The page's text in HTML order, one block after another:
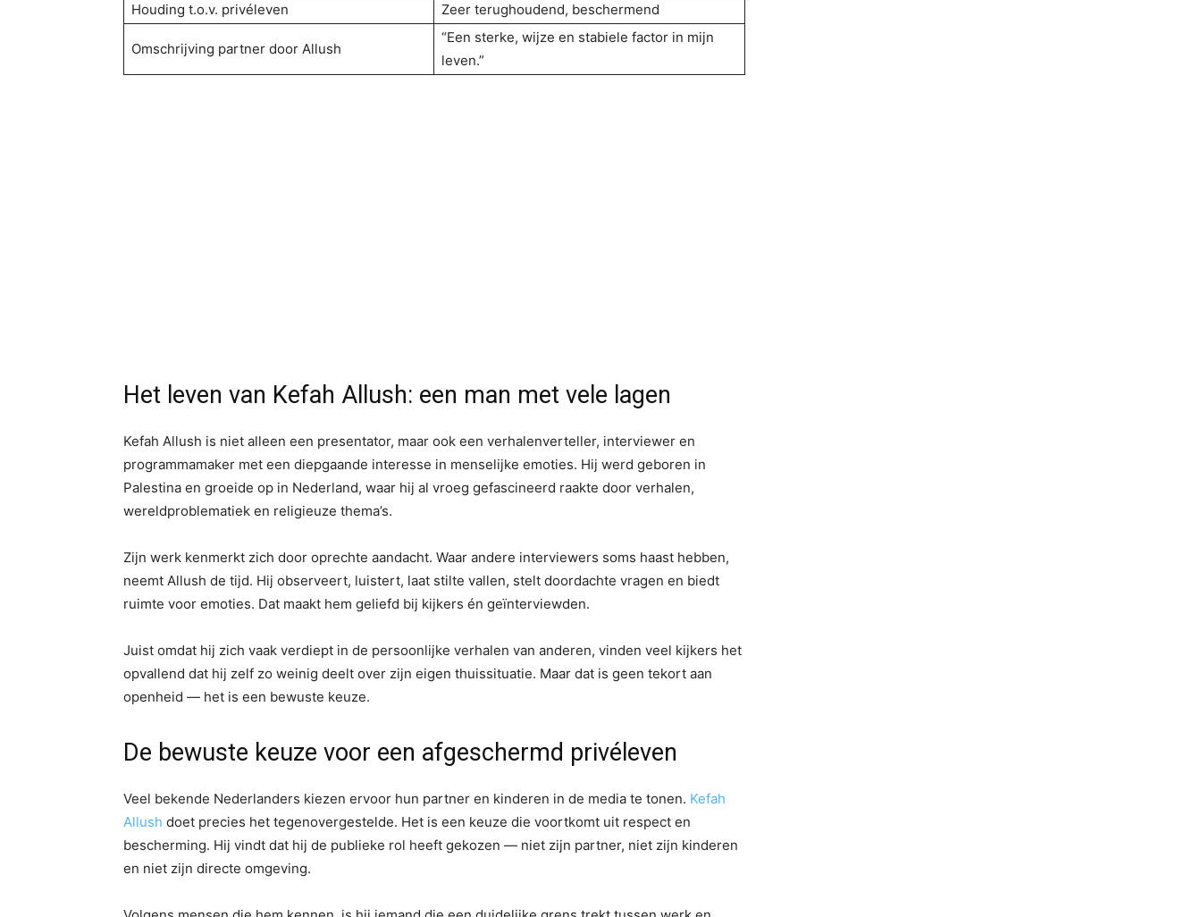
Houding t.o.v. privéleven
Zeer terughoudend, beschermend
Omschrijving partner door Allush
“Een sterke, wijze en stabiele factor in mijn
leven.”
Het leven van Kefah Allush: een man met vele lagen
Kefah Allush is niet alleen een presentator, maar ook een verhalenverteller, interviewer en
programmamaker met een diepgaande interesse in menselijke emoties. Hij werd geboren in
Palestina en groeide op in Nederland, waar hij al vroeg gefascineerd raakte door verhalen,
wereldproblematiek en religieuze thema’s.
Zijn werk kenmerkt zich door oprechte aandacht. Waar andere interviewers soms haast hebben,
neemt Allush de tijd. Hij observeert, luistert, laat stilte vallen, stelt doordachte vragen en biedt
ruimte voor emoties. Dat maakt hem geliefd bij kijkers én geïnterviewden.
Juist omdat hij zich vaak verdiept in de persoonlijke verhalen van anderen, vinden veel kijkers het
opvallend dat hij zelf zo weinig deelt over zijn eigen thuissituatie. Maar dat is geen tekort aan
openheid — het is een bewuste keuze.
De bewuste keuze voor een afgeschermd privéleven
Veel bekende Nederlanders kiezen ervoor hun partner en kinderen in de media te tonen. Kefah
Allush doet precies het tegenovergestelde. Het is een keuze die voortkomt uit respect en
bescherming. Hij vindt dat hij de publieke rol heeft gekozen — niet zijn partner, niet zijn kinderen
en niet zijn directe omgeving.